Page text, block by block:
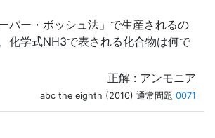
バー・ボッシュ法」で生産されるの
化学式NH3で表される化合物は何で
正解 : アンモニア
abc the eighth (2010) 通常問題 0071